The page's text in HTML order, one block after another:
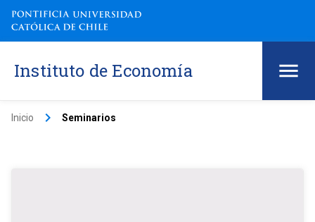
Instituto de Economía
Inicio keyboard_arrow_right Seminarios